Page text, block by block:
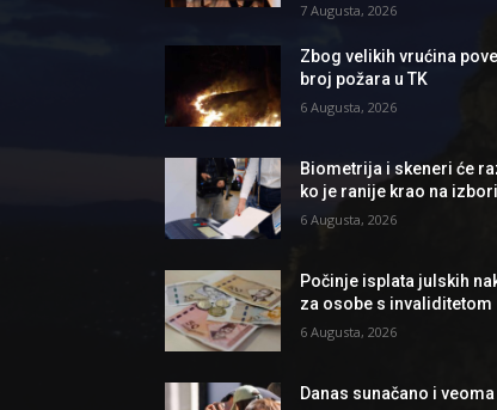
7 Augusta, 2026
Zbog velikih vrućina
broj požara u TK
6 Augusta, 2026
Biometrija i skeneri će
ko je ranije krao na
6 Augusta, 2026
Počinje isplata julskih
za osobe s invaliditetom
6 Augusta, 2026
Danas sunačano i